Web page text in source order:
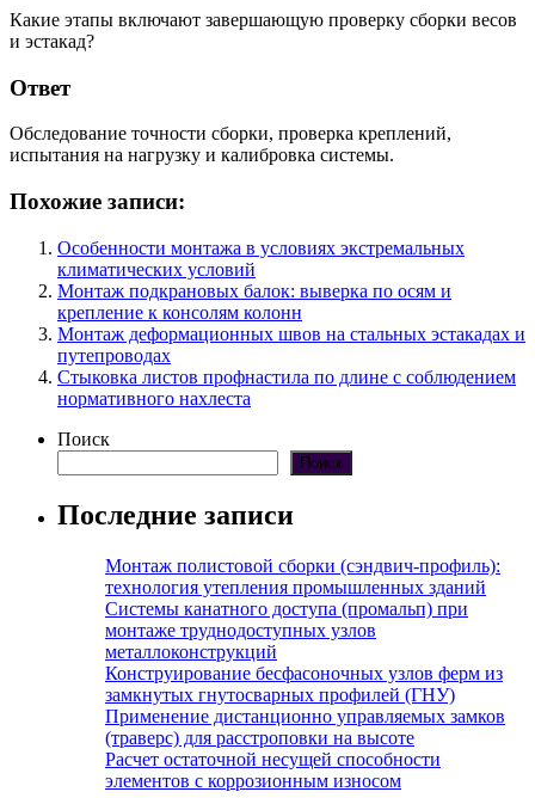
Какие этапы включают завершающую проверку сборки весов
и эстакад?
Ответ
Обследование точности сборки, проверка креплений,
испытания на нагрузку и калибровка системы.
Похожие записи:
Особенности монтажа в условиях экстремальных
климатических условий
Монтаж подкрановых балок: выверка по осям и
крепление к консолям колонн
Монтаж деформационных швов на стальных эстакадах и
путепроводах
Стыковка листов профнастила по длине с соблюдением
нормативного нахлеста
Поиск
Поиск
Последние записи
Монтаж полистовой сборки (сэндвич-профиль):
технология утепления промышленных зданий
Системы канатного доступа (промальп) при
монтаже труднодоступных узлов
металлоконструкций
Конструирование бесфасоночных узлов ферм из
замкнутых гнутосварных профилей (ГНУ)
Применение дистанционно управляемых замков
(траверс) для расстроповки на высоте
Расчет остаточной несущей способности
элементов с коррозионным износом